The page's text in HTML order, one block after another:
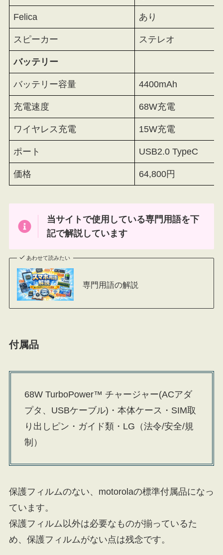
Felica あり
スピーカー ステレオ
バッテリー
バッテリー容量 4400mAh
充電速度 68W充電
ワイヤレス充電 15W充電
ポート USB2.0 TypeC
価格 64,800円
当サイトで使用している専門用語を下
記で解説しています
あわせて読みたい
専門用語の解説
付属品
68W TurboPower™ チャージャー(ACアダ
プタ、USBケーブル)・本体ケース・SIM取
り出しピン・ガイド類・LG（法令/安全/規
制）
保護フィルムのない、motorolaの標準付属品になっ
ています。
保護フィルム以外は必要なものが揃っているた
め、保護フィルムがない点は残念です。